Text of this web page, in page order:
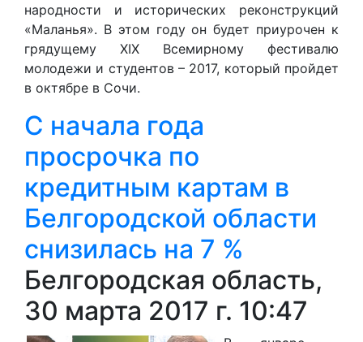
народности и исторических реконструкций
«Маланья». В этом году он будет приурочен к
грядущему XIX Всемирному фестивалю
молодежи и студентов – 2017, который пройдет
в октябре в Сочи.
С начала года
просрочка по
кредитным картам в
Белгородской области
снизилась на 7 %
Белгородская область,
30 марта 2017 г. 10:47